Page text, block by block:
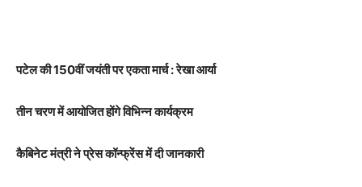
पटेल की 150वीं जयंती पर एकता मार्च : रेखा आर्या
तीन चरण में आयोजित होंगे विभिन्न कार्यक्रम
कैबिनेट मंत्री ने प्रेस कॉन्फ्रेंस में दी जानकारी